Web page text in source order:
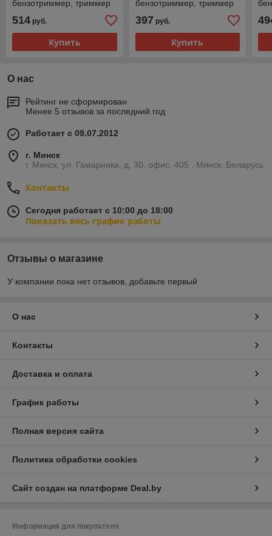
бензотриммер, триммер
514 руб.
Купить
бензотриммер, триммер
397 руб.
Купить
О нас
Рейтинг не сформирован
Менее 5 отзывов за последний год
Работает с 09.07.2012
г. Минск
г. Минск, ул. Гамарника, д. 30, офис. 405 , Минск, Беларусь
Контакты
Сегодня работает с 10:00 до 18:00
Показать весь график работы
Отзывы о магазине
У компании пока нет отзывов, добавьте первый
О нас
Контакты
Доставка и оплата
График работы
Полная версия сайта
Политика обработки cookies
Сайт создан на платформе Deal.by
Информация для покупателя